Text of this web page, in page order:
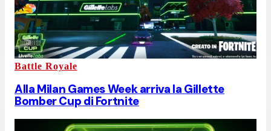
Battle Royale
Alla Milan Games Week arriva la Gillette
Bomber Cup di Fortnite